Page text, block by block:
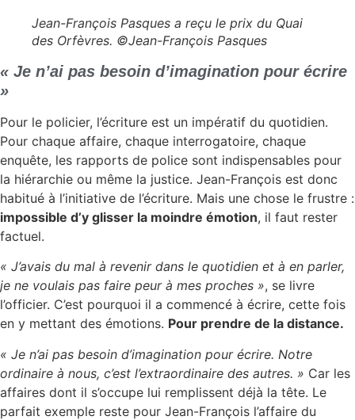
Jean-François Pasques a reçu le prix du Quai
des Orfèvres. ©Jean-François Pasques
« Je n’ai pas besoin d’imagination pour écrire
»
Pour le policier, l’écriture est un impératif du quotidien.
Pour chaque affaire, chaque interrogatoire, chaque
enquête, les rapports de police sont indispensables pour
la hiérarchie ou même la justice. Jean-François est donc
habitué à l’initiative de l’écriture. Mais une chose le frustre :
impossible d’y glisser la moindre émotion, il faut rester
factuel.
« J’avais du mal à revenir dans le quotidien et à en parler,
je ne voulais pas faire peur à mes proches », se livre
l’officier. C’est pourquoi il a commencé à écrire, cette fois
en y mettant des émotions. Pour prendre de la distance.
« Je n’ai pas besoin d’imagination pour écrire. Notre
ordinaire à nous, c’est l’extraordinaire des autres. » Car les
affaires dont il s’occupe lui remplissent déjà la tête. Le
parfait exemple reste pour Jean-François l’affaire du